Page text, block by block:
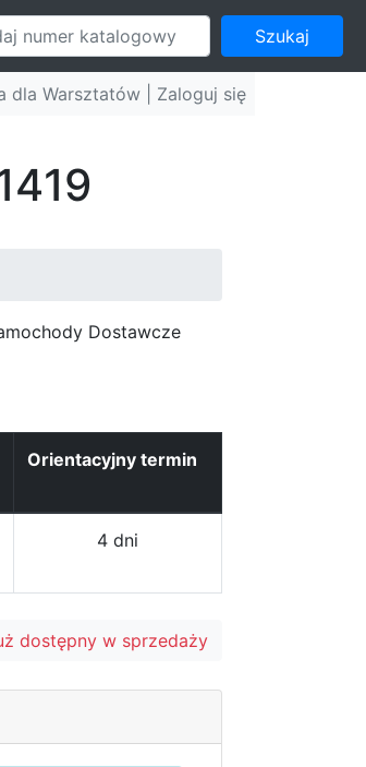
Szukaj
dla Warsztatów | Zaloguj się
Dostawcze
Orientacyjny termin
4 dni
dostępny w sprzedaży